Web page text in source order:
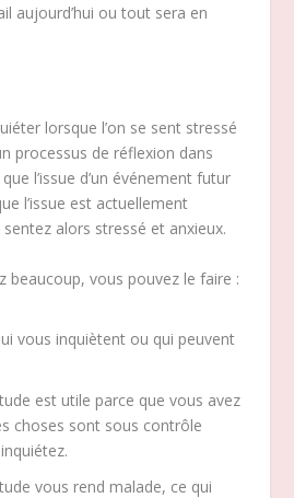
aujourd’hui ou tout sera en
lorsque l’on se sent stressé
processus de réflexion dans
l’issue d’un événement futur
l’issue est actuellement
alors stressé et anxieux.
beaucoup, vous pouvez le faire :
vous inquiètent ou qui peuvent
est utile parce que vous avez
choses sont sous contrôle
vous rend malade, ce qui